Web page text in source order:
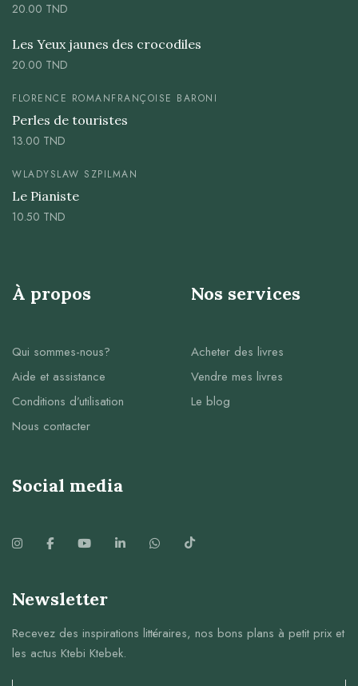
20.00 TND
Les Yeux jaunes des crocodiles
20.00 TND
FLORENCE ROMANFRANÇOISE BARONI
Perles de touristes
13.00 TND
WLADYSLAW SZPILMAN
Le Pianiste
10.50 TND
À propos
Qui sommes-nous?
Aide et assistance
Conditions d’utilisation
Nous contacter
Nos services
Acheter des livres
Vendre mes livres
Le blog
Social media
Newsletter
Recevez des inspirations littéraires, nos bons plans à petit prix et
les actus Ktebi Ktebek.